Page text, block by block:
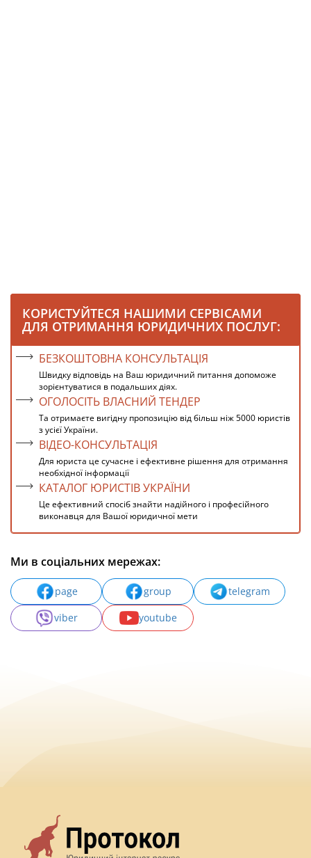
КОРИСТУЙТЕСЯ НАШИМИ СЕРВІСАМИ
ДЛЯ ОТРИМАННЯ ЮРИДИЧНИХ ПОСЛУГ:
БЕЗКОШТОВНА КОНСУЛЬТАЦІЯ
Швидку відповідь на Ваш юридичний питання допоможе
зорієнтуватися в подальших діях.
ОГОЛОСІТЬ ВЛАСНИЙ ТЕНДЕР
Та отримаєте вигідну пропозицію від більш ніж 5000 юристів
з усієї України.
ВІДЕО-КОНСУЛЬТАЦІЯ
Для юриста це сучасне і ефективне рішення для отримання
необхідної інформації
КАТАЛОГ ЮРИСТІВ УКРАЇНИ
Це ефективний спосіб знайти надійного і професійного
виконавця для Вашої юридичної мети
Ми в соціальних мережах:
page group
telegram
viber
youtube